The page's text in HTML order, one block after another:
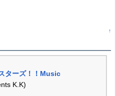
↑
ターズ！！Music
K.K)